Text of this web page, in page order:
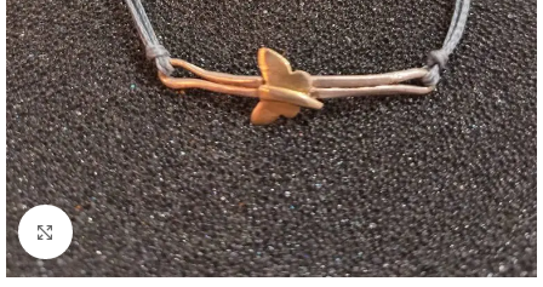
Κάντε κλικ για μεγέθυνση